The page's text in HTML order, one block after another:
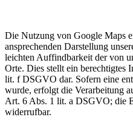
Die Nutzung von Google Maps
ansprechenden Darstellung
leichten Auffindbarkeit der von
Orte. Dies stellt ein berechtigtes
lit. f DSGVO dar. Sofern eine
wurde, erfolgt die Verarbeitung
Art. 6 Abs. 1 lit. a DSGVO; die
widerrufbar.